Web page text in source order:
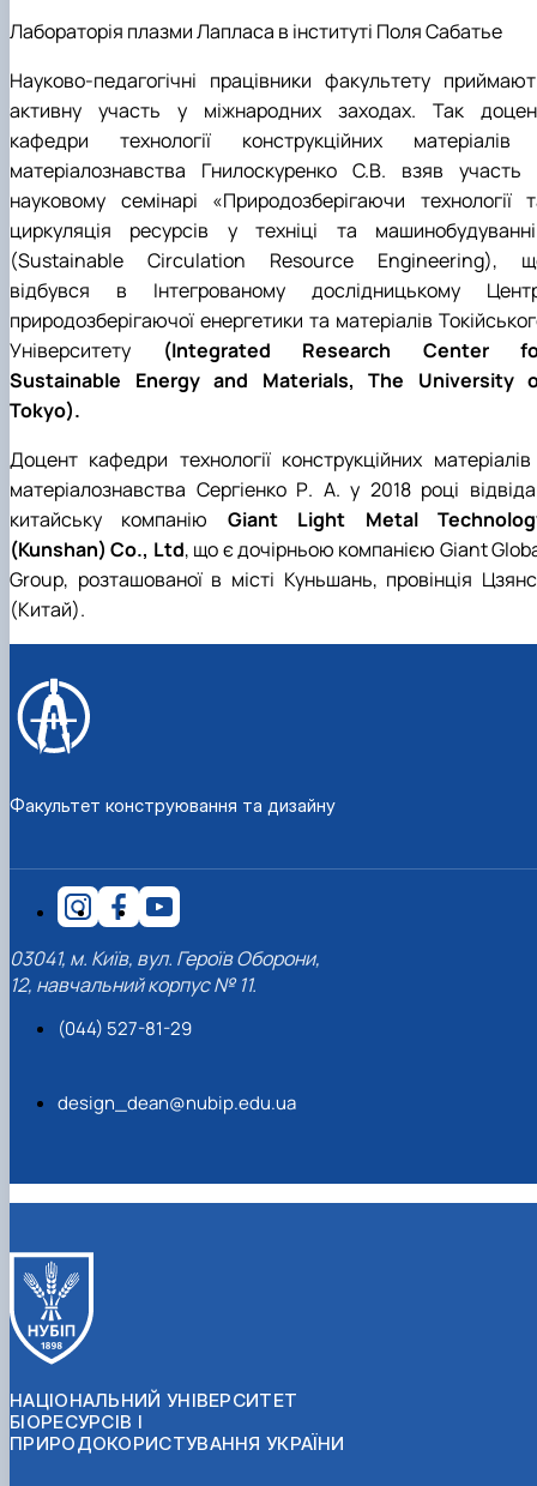
Лабораторія плазми Лапласа в інституті Поля Сабатье
Науково-педагогічні працівники факультету
активну участь у міжнародних заходах. Так
кафедри технології конструкційних матеріалів
матеріалознавства Гнилоскуренко С.В. взяв участь
науковому семінарі «Природозберігаючи технології
циркуляція ресурсів у техніці та
(Sustainable Circulation Resource Engineering),
відбувся в Інтегрованому дослідницькому
природозберігаючої енергетики та матеріалів
Університету
(Integrated Research Center
Sustainable Energy and Materials, The University
Tokyo).
Доцент кафедри технології конструкційних матеріалів
матеріалознавства Сергіенко Р. А. у 2018 році
китайську компанію Giant Light Metal
(Kunshan) Co., Ltd, що є дочірньою компанією Giant
Group, розташованої в місті Куньшань, провінція
(Китай).
Факультет конструювання та дизайну
03041, м. Київ, вул. Героїв Оборони,
12, навчальний корпус № 11.
(044) 527-81-29
design_dean@nubip.edu.ua
НАЦІОНАЛЬНИЙ УНІВЕРСИТЕТ
БІОРЕСУРСІВ І
ПРИРОДОКОРИСТУВАННЯ УКРАЇНИ